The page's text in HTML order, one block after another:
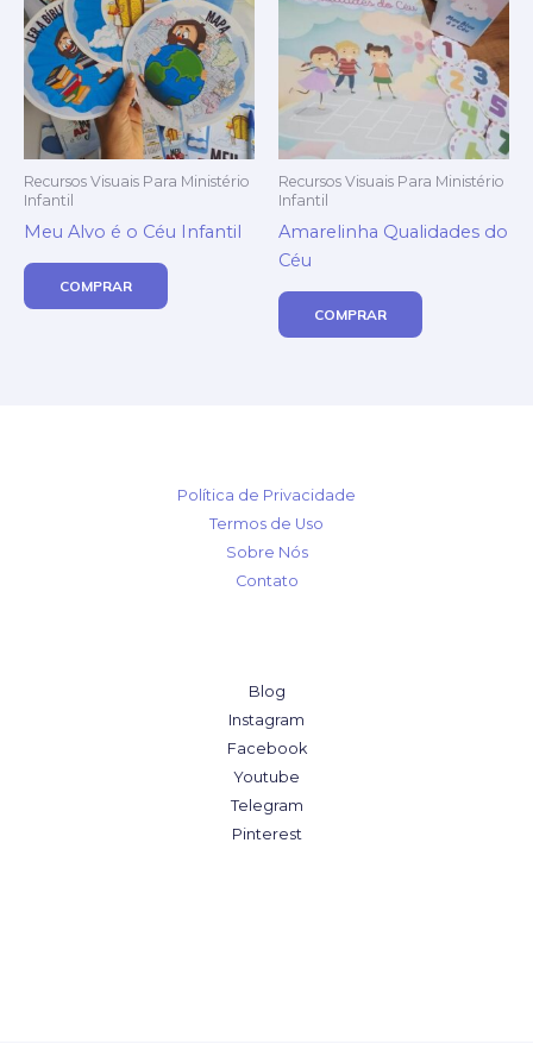
Recursos Visuais Para Ministério
Infantil
Meu Alvo é o Céu Infantil
COMPRAR
Recursos Visuais Para Ministério
Infantil
Amarelinha Qualidades do
Céu
COMPRAR
Política de Privacidade
Termos de Uso
Sobre Nós
Contato
Blog
Instagram
Facebook
Youtube
Telegram
Pinterest